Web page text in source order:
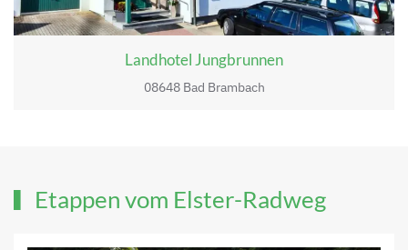
Landhotel Jungbrunnen
08648 Bad Brambach
Etappen vom Elster-Radweg